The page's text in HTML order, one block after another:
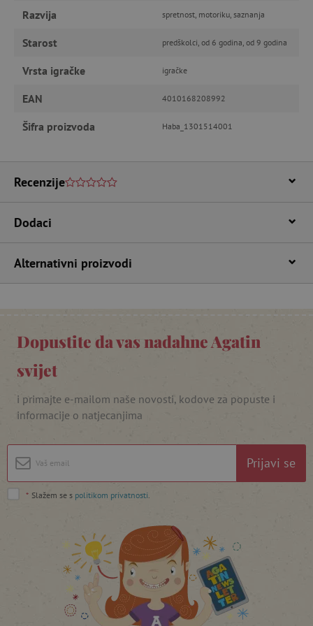
Razvija spretnost, motoriku, saznanja
Starost predškolci, od 6 godina, od 9 godina
Vrsta igračke igračke
EAN 4010168208992
Šifra proizvoda Haba_1301514001
Recenzije
Dodaci
Alternativni proizvodi
Dopustite da vas nadahne Agatin
svijet
i primajte e-mailom naše novosti, kodove za popuste i
informacije o natjecanjima
Prijavi se
* Slažem se s politikom privatnosti
odgovarajuće upotrebljavati bez nužno
Pružatelj usluga
CookieScriptConsent
featureFlagIdentifier www.agatinsvijet.hr
lastVisitedProduct
featureFlagCheckoutExperimentVariant
product_filter_remember
PHPSESSID
PHP.net
www.agatinsvijet.hr
Googleovu politiku privatnosti